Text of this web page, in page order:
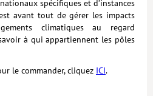
spécifiques et d’instances
avant tout de gérer les impacts
climatiques au regard
à qui appartiennent les pôles
le commander, cliquez ICI.